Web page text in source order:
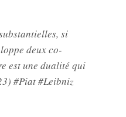
si
deux co-
est une dualité qui
#Piat #Leibniz